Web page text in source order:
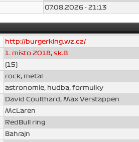
07.08.2026 - 21:13
http://burgerking.wz.cz/
1. místo 2018, sk.B
(15)
rock, metal
astronomie, hudba, formulky
David Coulthard, Max Verstappen
McLaren
RedBull ring
Bahrajn